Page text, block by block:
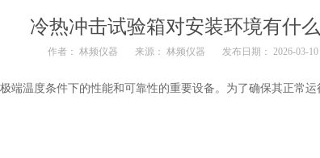
冷热冲击试验箱对安装环境有什
作者： 林频仪器 来源： 林频仪器 发布日期： 2026-03-10
端温度条件下的性能和可靠性的重要设备。为了确保其正常